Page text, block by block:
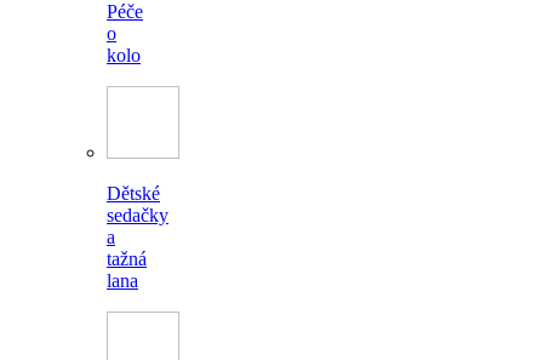
Péče
o
kolo
Dětské
sedačky
a
tažná
lana